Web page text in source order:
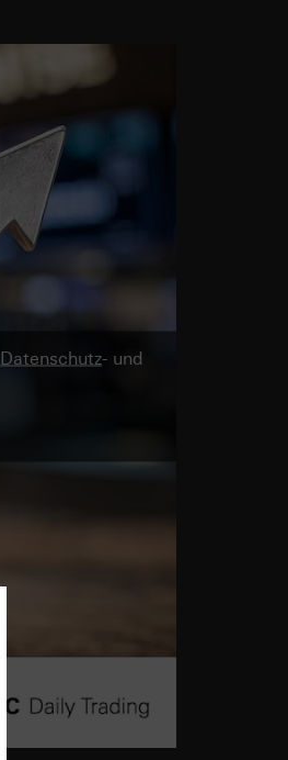
Datenschutz- und